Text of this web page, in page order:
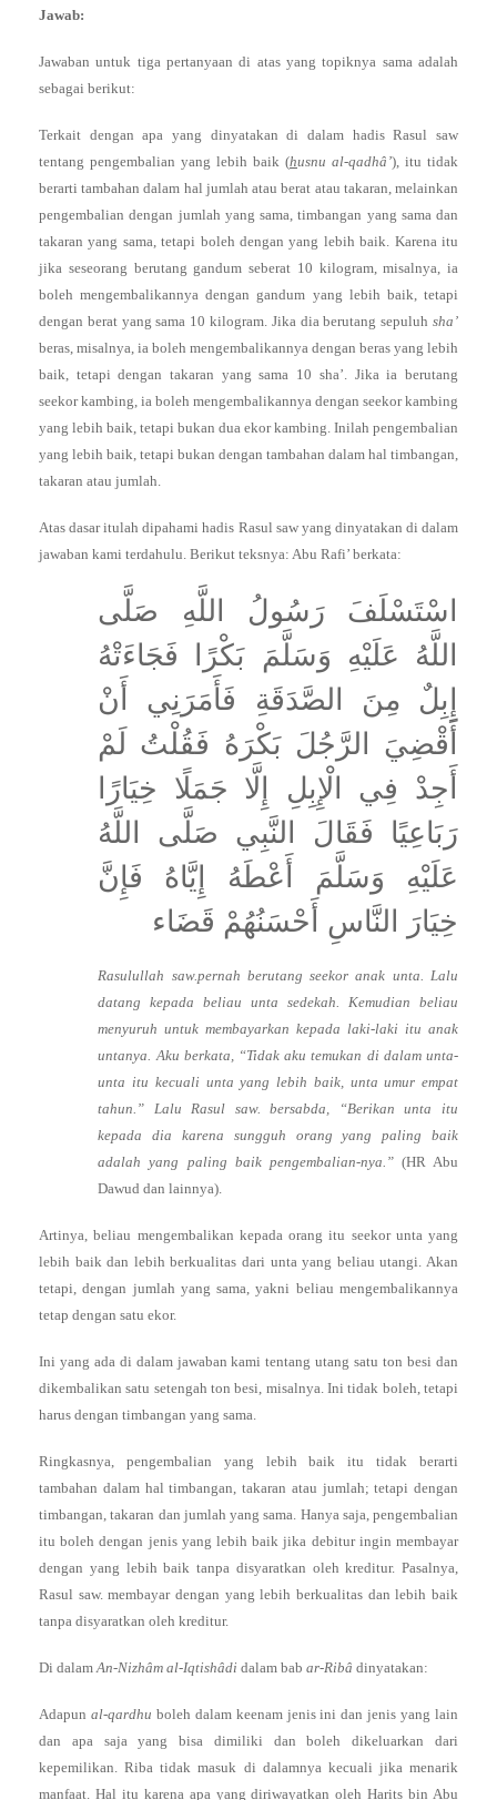
Jawab:
Jawaban untuk tiga pertanyaan di atas yang topiknya sama adalah
sebagai berikut:
Terkait dengan apa yang dinyatakan di dalam hadis Rasul saw
tentang pengembalian yang lebih baik (husnu al-qadhâ’), itu tidak
berarti tambahan dalam hal jumlah atau berat atau takaran, melainkan
pengembalian dengan jumlah yang sama, timbangan yang sama dan
takaran yang sama, tetapi boleh dengan yang lebih baik. Karena itu
jika seseorang berutang gandum seberat 10 kilogram, misalnya, ia
boleh mengembalikannya dengan gandum yang lebih baik, tetapi
dengan berat yang sama 10 kilogram. Jika dia berutang sepuluh sha’
beras, misalnya, ia boleh mengembalikannya dengan beras yang lebih
baik, tetapi dengan takaran yang sama 10 sha’. Jika ia berutang
seekor kambing, ia boleh mengembalikannya dengan seekor kambing
yang lebih baik, tetapi bukan dua ekor kambing. Inilah pengembalian
yang lebih baik, tetapi bukan dengan tambahan dalam hal timbangan,
takaran atau jumlah.
Atas dasar itulah dipahami hadis Rasul saw yang dinyatakan di dalam
jawaban kami terdahulu. Berikut teksnya: Abu Rafi’ berkata:
اسْتَسْلَفَ رَسُولُ اللَّهِ صَلَّى
اللَّهُ عَلَيْهِ وَسَلَّمَ بَكْرًا فَجَاءَتْهُ
إِبِلٌ مِنَ الصَّدَقَةِ فَأَمَرَنِي أَنْ
أَقْضِيَ الرَّجُلَ بَكْرَهُ فَقُلْتُ لَمْ
أَجِدْ فِي الْإِبِلِ إِلَّا جَمَلًا خِيَارًا
رَبَاعِيًا فَقَالَ النَّبِي صَلَّى اللَّهُ
عَلَيْهِ وَسَلَّمَ أَعْطَهُ إِيَّاهُ فَإِنَّ
خِيَارَ النَّاسِ أَحْسَنُهُمْ قَضَاء
Rasulullah saw.pernah berutang seekor anak unta. Lalu
datang kepada beliau unta sedekah. Kemudian beliau
menyuruh untuk membayarkan kepada laki-laki itu anak
untanya. Aku berkata, “Tidak aku temukan di dalam unta-
unta itu kecuali unta yang lebih baik, unta umur empat
tahun.” Lalu Rasul saw. bersabda, “Berikan unta itu
kepada dia karena sungguh orang yang paling baik
adalah yang paling baik pengembalian-nya.” (HR Abu
Dawud dan lainnya).
Artinya, beliau mengembalikan kepada orang itu seekor unta yang
lebih baik dan lebih berkualitas dari unta yang beliau utangi. Akan
tetapi, dengan jumlah yang sama, yakni beliau mengembalikannya
tetap dengan satu ekor.
Ini yang ada di dalam jawaban kami tentang utang satu ton besi dan
dikembalikan satu setengah ton besi, misalnya. Ini tidak boleh, tetapi
harus dengan timbangan yang sama.
Ringkasnya, pengembalian yang lebih baik itu tidak berarti
tambahan dalam hal timbangan, takaran atau jumlah; tetapi dengan
timbangan, takaran dan jumlah yang sama. Hanya saja, pengembalian
itu boleh dengan jenis yang lebih baik jika debitur ingin membayar
dengan yang lebih baik tanpa disyaratkan oleh kreditur. Pasalnya,
Rasul saw. membayar dengan yang lebih berkualitas dan lebih baik
tanpa disyaratkan oleh kreditur.
Di dalamAn-Nizhâm al-Iqtishâdi dalam bab ar-Ribâ dinyatakan:
Adapun al-qardhu boleh dalam keenam jenis ini dan jenis yang lain
dan apa saja yang bisa dimiliki dan boleh dikeluarkan dari
kepemilikan. Riba tidak masuk di dalamnya kecuali jika menarik
manfaat. Hal itu karena apa yang diriwayatkan oleh Harits bin Abu